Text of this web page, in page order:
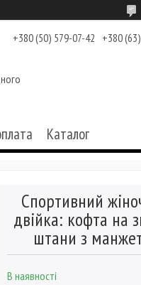
+380 (50) 579-07-42 +380
Каталог
Спортивний
двійка: кофта на
штани з
В наявності